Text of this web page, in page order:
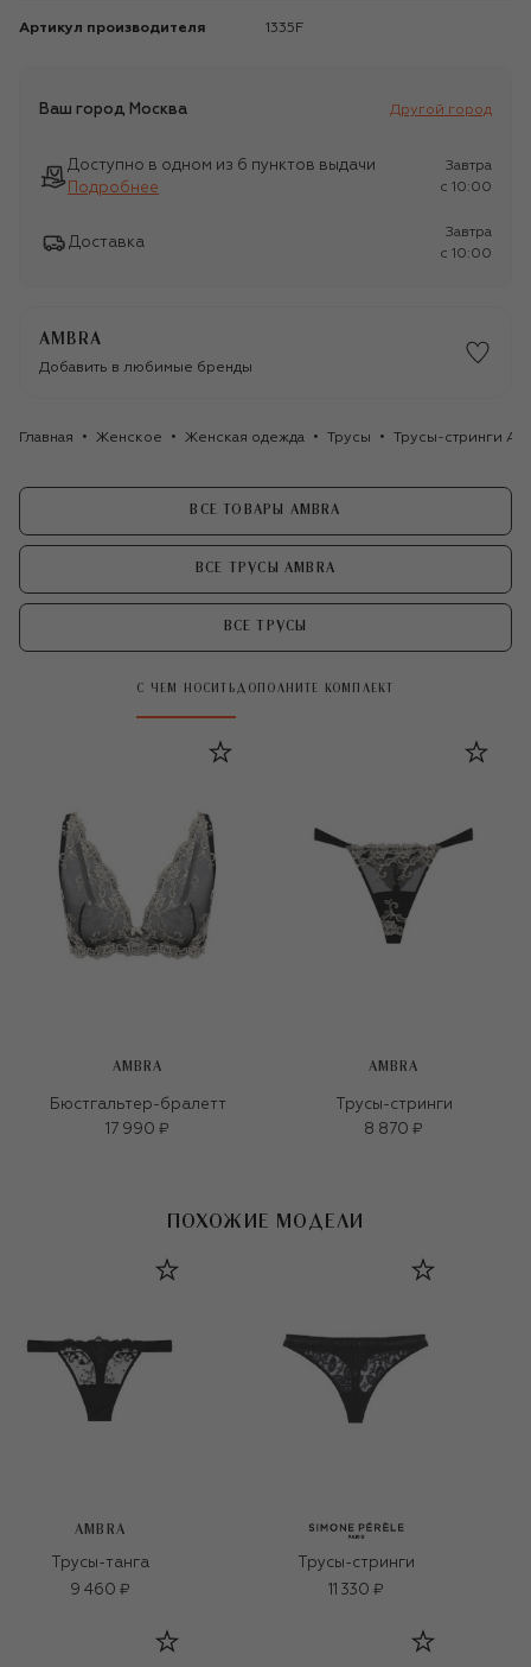
Артикул производителя 1335F
Ваш город Москва Другой город
Доступно в одном из 6 пунктов выдачи
Подробнее
Завтра
c 10:00
Доставка
Завтра
c 10:00
AMBRA
Добавить в любимые бренды
Главная Женское Женская одежда Трусы Трусы-стринги
ВСЕ ТОВАРЫ AMBRA
ВСЕ ТРУСЫ AMBRA
ВСЕ ТРУСЫ
С ЧЕМ НОСИТЬ ДОПОЛНИТЕ КОМПЛЕКТ
AMBRA
Бюстгальтер-бралетт
17 990 ₽
AMBRA
Трусы-стринги
8 870 ₽
ПОХОЖИЕ МОДЕЛИ
AMBRA
Трусы-танга
9 460 ₽
Трусы-стринги
11 330 ₽